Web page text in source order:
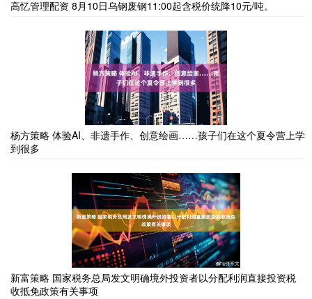
高忆管理配资 8月10日乌钢废钢11:00起含税价统降10元/吨。
杨方策略 体验AI、非遗手作、创意绘画……孩子们在这个夏令营上学
到很多
新富策略 国家税务总局发文明确境外投资者以分配利润直接投资税
收抵免政策有关事项